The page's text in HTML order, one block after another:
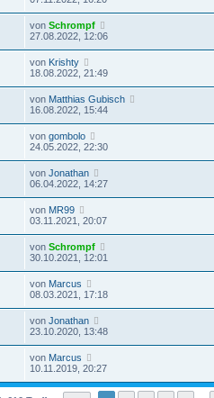
von Schrompf
27.08.2022, 12:06
von Krishty
18.08.2022, 21:49
von Matthias Gubisch
16.08.2022, 15:44
von gombolo
24.05.2022, 22:30
von Jonathan
06.04.2022, 14:27
von MR99
03.11.2021, 20:07
von Schrompf
30.10.2021, 12:01
von Marcus
08.03.2021, 17:18
von Jonathan
23.10.2020, 13:48
von Marcus
10.11.2019, 20:27